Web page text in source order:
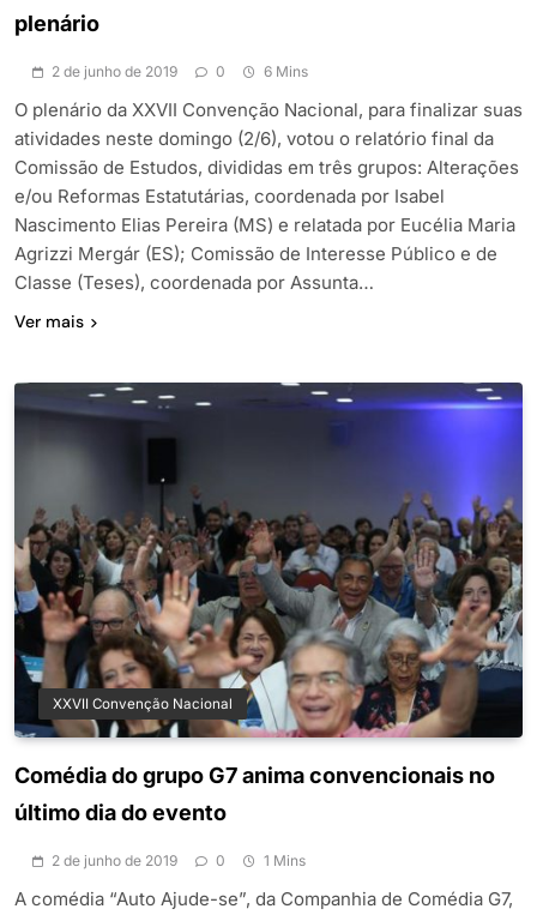
plenário
2 de junho de 2019 0 6 Mins
O plenário da XXVII Convenção Nacional, para finalizar suas
atividades neste domingo (2/6), votou o relatório final da
Comissão de Estudos, divididas em três grupos: Alterações
e/ou Reformas Estatutárias, coordenada por Isabel
Nascimento Elias Pereira (MS) e relatada por Eucélia Maria
Agrizzi Mergár (ES); Comissão de Interesse Público e de
Classe (Teses), coordenada por Assunta…
Ver mais
XXVII Convenção Nacional
Comédia do grupo G7 anima convencionais no
último dia do evento
2 de junho de 2019 0 1 Mins
A comédia “Auto Ajude-se”, da Companhia de Comédia G7,